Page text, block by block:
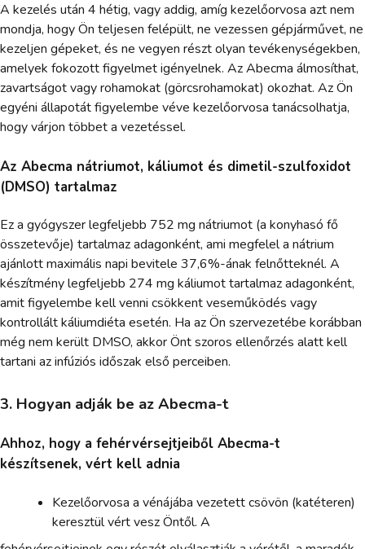
A kezelés után 4 hétig, vagy addig, amíg kezelőorvosa azt nem
mondja, hogy Ön teljesen felépült, ne vezessen gépjárművet, ne
kezeljen gépeket, és ne vegyen részt olyan tevékenységekben,
amelyek fokozott figyelmet igényelnek. Az Abecma álmosíthat,
zavartságot vagy rohamokat (görcsrohamokat) okozhat. Az Ön
egyéni állapotát figyelembe véve kezelőorvosa tanácsolhatja,
hogy várjon többet a vezetéssel.
Az Abecma nátriumot, káliumot és dimetil-szulfoxidot
(DMSO) tartalmaz
Ez a gyógyszer legfeljebb 752 mg nátriumot (a konyhasó fő
összetevője) tartalmaz adagonként, ami megfelel a nátrium
ajánlott maximális napi bevitele 37,6%-ának felnőtteknél. A
készítmény legfeljebb 274 mg káliumot tartalmaz adagonként,
amit figyelembe kell venni csökkent veseműködés vagy
kontrollált káliumdiéta esetén. Ha az Ön szervezetébe korábban
még nem került DMSO, akkor Önt szoros ellenőrzés alatt kell
tartani az infúziós időszak első perceiben.
3. Hogyan adják be az Abecma-t
Ahhoz, hogy a fehérvérsejtjeiből Abecma-t
készítsenek, vért kell adnia
Kezelőorvosa a vénájába vezetett csövön (katéteren)
keresztül vért vesz Öntől. A